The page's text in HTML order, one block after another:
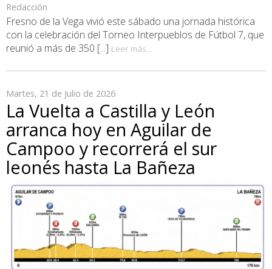
Redacción
Fresno de la Vega vivió este sábado una jornada histórica
con la celebración del Torneo Interpueblos de Fútbol 7, que
reunió a más de 350 [...] Leer más...
Martes, 21 de Julio de 2026
La Vuelta a Castilla y León
arranca hoy en Aguilar de
Campoo y recorrerá el sur
leonés hasta La Bañeza